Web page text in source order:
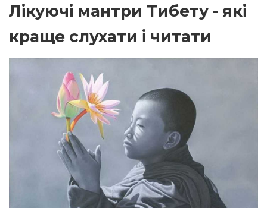
Лікуючі мантри Тибету - які
краще слухати і читати